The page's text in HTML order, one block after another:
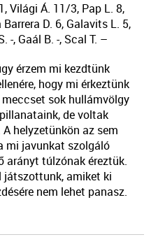
Világi Á. 11/3, Pap L. 8,
D. 6, Galavits L. 5,
-, Gaál B. -, Scal T. –
érzem mi kezdtünk
hogy mi érkeztünk
sok hullámvölgy
de voltak
helyzetünkön az sem
mi javunkat szolgáló
arányt túlzónak éreztük.
játszottunk, amiket ki
nem lehet panasz.